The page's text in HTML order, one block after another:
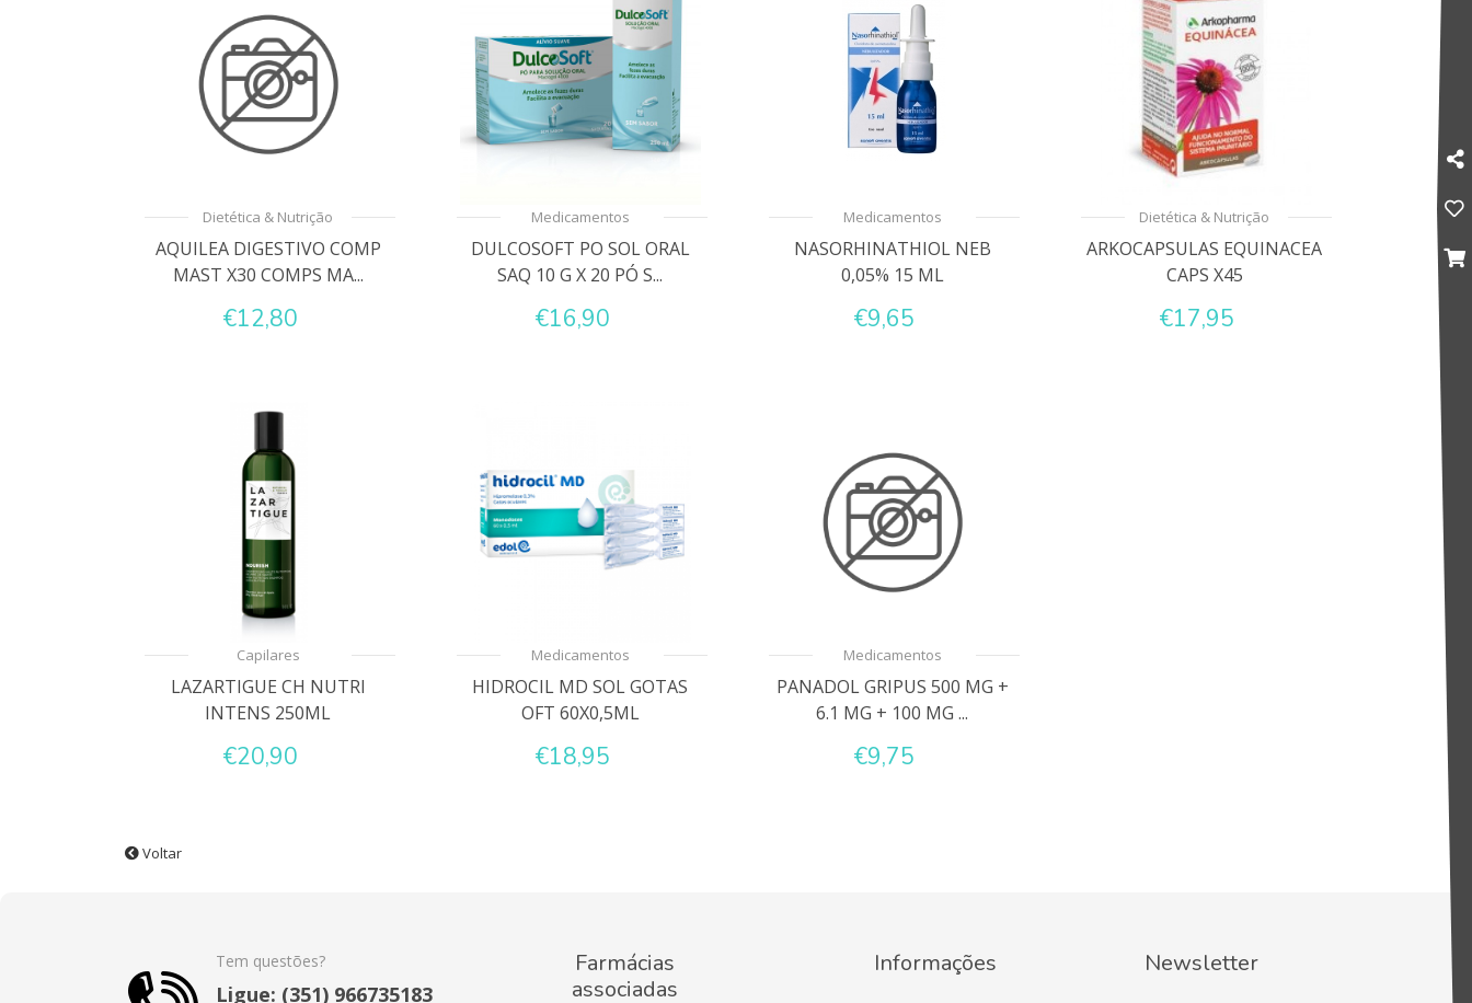
Dietética & Nutrição
AQUILEA DIGESTIVO COMP
MAST X30 COMPS MA...
€12,80
Medicamentos
DULCOSOFT PO SOL ORAL
SAQ 10 G X 20 PÓ S...
€16,90
Medicamentos
NASORHINATHIOL NEB
0,05% 15 ML
€9,65
Dietética & Nutrição
ARKOCAPSULAS EQUINACEA
CAPS X45
€17,95
Capilares
LAZARTIGUE CH NUTRI
INTENS 250ML
€20,90
Medicamentos
HIDROCIL MD SOL GOTAS
OFT 60X0,5ML
€18,95
Medicamentos
PANADOL GRIPUS 500 MG +
6.1 MG + 100 MG ...
€9,75
Voltar
Tem questões?
Ligue: (351) 966735183
Farmácias
associadas
Informações Newsletter